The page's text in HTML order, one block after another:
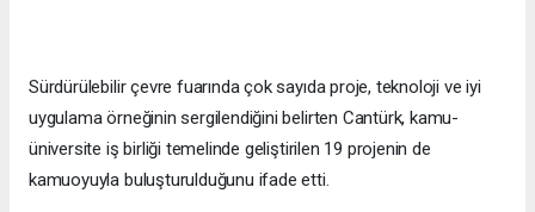
Sürdürülebilir çevre fuarında çok sayıda proje, teknoloji ve iyi
uygulama örneğinin sergilendiğini belirten Cantürk, kamu-
üniversite iş birliği temelinde geliştirilen 19 projenin de
kamuoyuyla buluşturulduğunu ifade etti.